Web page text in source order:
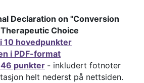
Declaration on "Conversion
Choice
10 hovedpunkter
i PDF-format
punkter - inkludert fotnoter
helt nederst på nettsiden.